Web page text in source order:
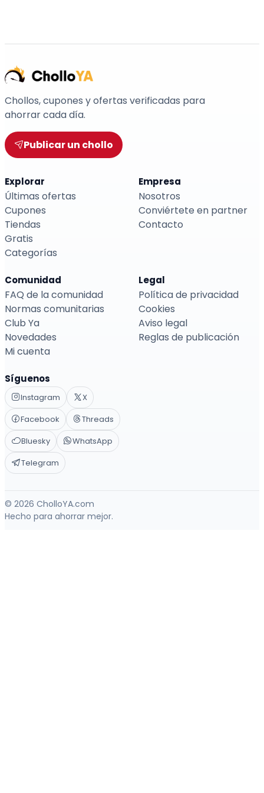
Chollos, cupones y ofertas verificadas para
ahorrar cada día.
Publicar un chollo
Explorar
Últimas ofertas
Cupones
Tiendas
Gratis
Categorías
Empresa
Nosotros
Conviértete en partner
Contacto
Comunidad
FAQ de la comunidad
Normas comunitarias
Club Ya
Novedades
Mi cuenta
Legal
Política de privacidad
Cookies
Aviso legal
Reglas de publicación
Síguenos
Instagram
X
Facebook
Threads
Bluesky
WhatsApp
Telegram
© 2026 CholloYA.com
Hecho para ahorrar mejor.